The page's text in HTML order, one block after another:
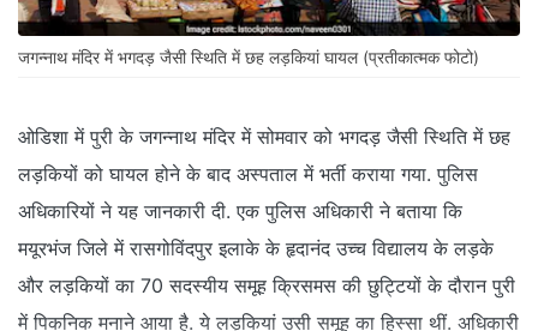
जगन्नाथ मंदिर में भगदड़ जैसी स्थिति में छह लड़कियां घायल (प्रतीकात्मक फोटो)
ओडिशा में पुरी के जगन्नाथ मंदिर में सोमवार को भगदड़ जैसी स्थिति में छह
लड़कियों को घायल होने के बाद अस्पताल में भर्ती कराया गया. पुलिस
अधिकारियों ने यह जानकारी दी. एक पुलिस अधिकारी ने बताया कि
मयूरभंज जिले में रासगोविंदपुर इलाके के हृदानंद उच्च विद्यालय के लड़के
और लड़कियों का 70 सदस्यीय समूह क्रिसमस की छुट्टियों के दौरान पुरी
में पिकनिक मनाने आया है. ये लड़कियां उसी समूह का हिस्सा थीं. अधिकारी